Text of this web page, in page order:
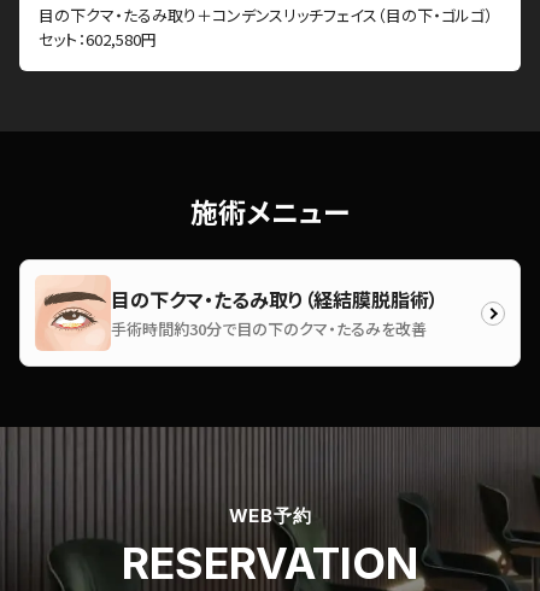
目の下クマ・たるみ取り＋コンデンスリッチフェイス（目の下・ゴルゴ）
セット：602,580円
施術メニュー
目の下クマ・たるみ取り（経結膜脱脂術）
手術時間約30分で目の下のクマ・たるみを改善
WEB予約
RESERVATION